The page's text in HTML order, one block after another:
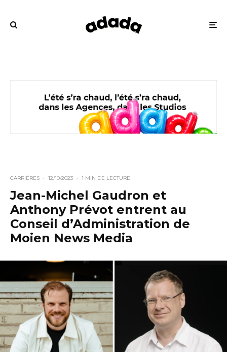
CARRIÈRES · 12/10/2023 · 1 MIN DE LECTURE
Jean-Michel Gaudron et
Anthony Prévot entrent au
Conseil d’Administration de
Moien News Media